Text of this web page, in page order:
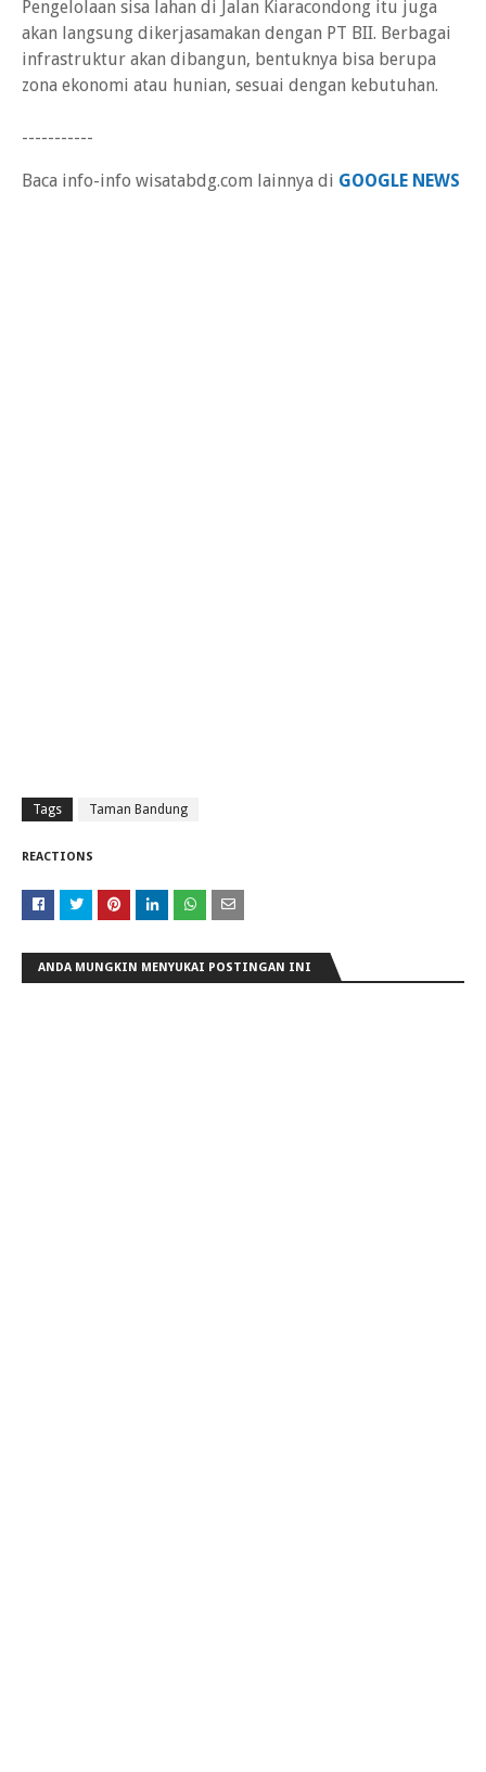
Pengelolaan sisa lahan di Jalan Kiaracondong itu juga
akan langsung dikerjasamakan dengan PT BII. Berbagai
infrastruktur akan dibangun, bentuknya bisa berupa
zona ekonomi atau hunian, sesuai dengan kebutuhan.
-----------
Baca info-info wisatabdg.com lainnya di GOOGLE NEWS
Tags Taman Bandung
REACTIONS
ANDA MUNGKIN MENYUKAI POSTINGAN INI